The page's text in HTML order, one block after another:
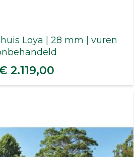
Loya | 28 mm | vuren
2.119,00